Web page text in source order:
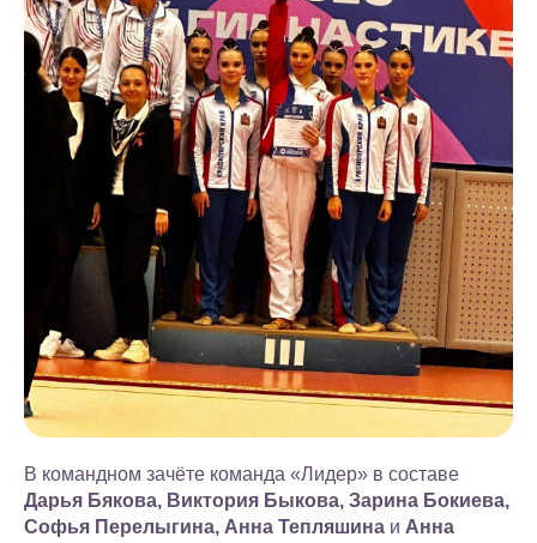
В командном зачёте команда «Лидер» в составе
Дарья Бякова, Виктория Быкова, Зарина Бокиева,
Софья Перелыгина, Анна Тепляшина и Анна